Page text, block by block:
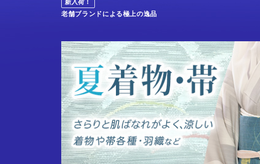
新入荷！
老舗ブランドによる極上の逸品